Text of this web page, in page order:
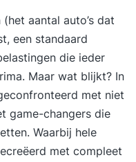
aantal auto’s dat
een standaard
die ieder
Maar wat blijkt? In
met niet
game-changers die
Waarbij hele
met compleet